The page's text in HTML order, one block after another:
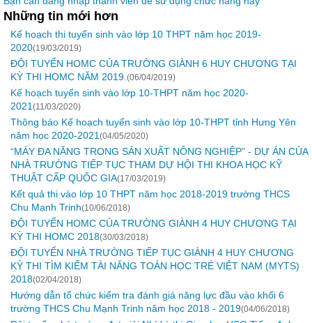
Những tin mới hơn
Kế hoạch thi tuyển sinh vào lớp 10 THPT năm học 2019-
2020(19/03/2019)
ĐỘI TUYỂN HOMC CỦA TRƯỜNG GIÀNH 6 HUY CHƯƠNG TẠI
KỲ THI HOMC NĂM 2019. (06/04/2019)
Kế hoạch tuyển sinh vào lớp 10-THPT năm học 2020-
2021 (11/03/2020)
Thông báo Kế hoạch tuyển sinh vào lớp 10-THPT tỉnh Hưng Yên
năm học 2020-2021 (04/05/2020)
“MÁY ĐA NĂNG TRONG SẢN XUẤT NÔNG NGHIỆP” - DỰ ÁN CỦA
NHÀ TRƯỜNG TIẾP TỤC THAM DỰ HỘI THI KHOA HỌC KỸ
THUẬT CẤP QUỐC GIA(17/03/2019)
Kết quả thi vào lớp 10 THPT năm học 2018-2019 trường THCS
Chu Mạnh Trinh(10/06/2018)
ĐỘI TUYỂN HOMC CỦA TRƯỜNG GIÀNH 4 HUY CHƯƠNG TẠI
KỲ THI HOMC 2018(30/03/2018)
ĐỘI TUYỂN NHÀ TRƯỜNG TIẾP TỤC GIÀNH 4 HUY CHƯƠNG
KỲ THI TÌM KIẾM TÀI NĂNG TOÁN HỌC TRẺ VIỆT NAM (MYTS)
2018(02/04/2018)
Hướng dẫn tổ chức kiểm tra đánh giá năng lực đầu vào khối 6
trường THCS Chu Mạnh Trinh năm học 2018 - 2019(04/06/2018)